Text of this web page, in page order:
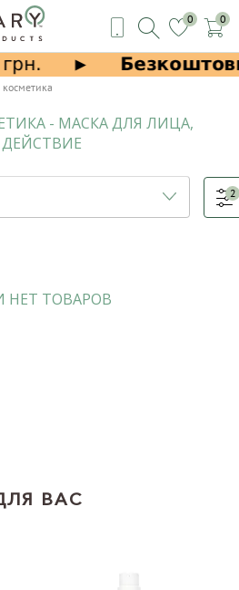
0 0
- МАСКА ДЛЯ ЛИЦА,
2
НЕТ ТОВАРОВ
ВАС